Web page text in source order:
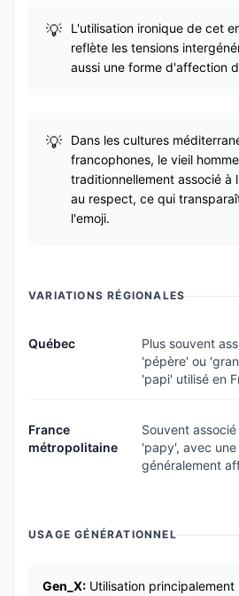
L'utilisation ironique de cet
reflète les tensions
aussi une forme d'affection
Dans les cultures
francophones, le vieil
traditionnellement associé à
au respect, ce qui
l'emoji.
VARIATIONS RÉGIONALES
Québec
Plus souvent
'pépère' ou
'papi' utilisé en
France
métropolitaine
Souvent
'papy', avec
généralement
USAGE GÉNÉRATIONNEL
Gen_X: Utilisation